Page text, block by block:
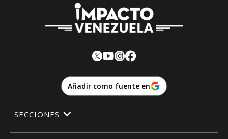
Añadir como fuente en
SECCIONES